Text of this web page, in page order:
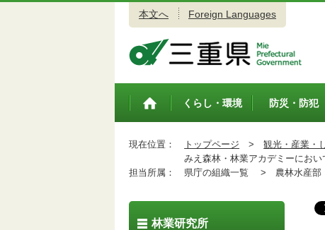
本文へ Foreign Languages
トップペ
くらし・環境 防災・防犯
現在位置： トップページ > 観光・産業・
みえ森林・林業アカデミーにおい
担当所属：
県庁の組織一覧 > 農林水産
林業研究所